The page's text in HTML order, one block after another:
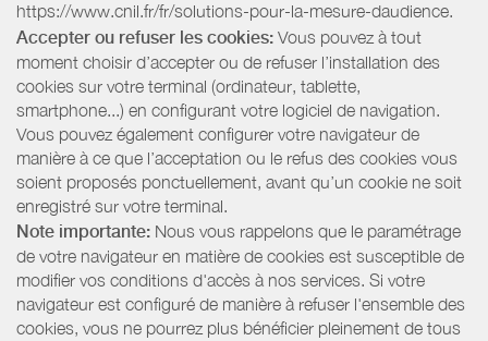
https://www.cnil.fr/fr/solutions-pour-la-mesure-daudience.
Accepter ou refuser les cookies: Vous pouvez à tout
moment choisir d’accepter ou de refuser l’installation des
cookies sur votre terminal (ordinateur, tablette,
smartphone...) en configurant votre logiciel de navigation.
Vous pouvez également configurer votre navigateur de
manière à ce que l’acceptation ou le refus des cookies vous
soient proposés ponctuellement, avant qu’un cookie ne soit
enregistré sur votre terminal.
Note importante: Nous vous rappelons que le paramétrage
de votre navigateur en matière de cookies est susceptible de
modifier vos conditions d'accès à nos services. Si votre
navigateur est configuré de manière à refuser l'ensemble des
cookies, vous ne pourrez plus bénéficier pleinement de tous